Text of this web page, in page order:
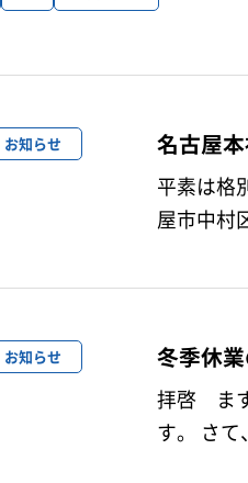
お知らせ 名古屋
平素は格別のご高
屋市中村区名駅
お知らせ 冬季休
拝啓 ま